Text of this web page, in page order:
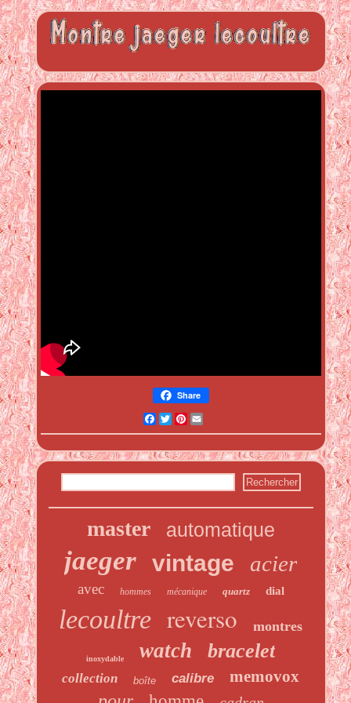
Share
Facebook
Twitter
Pinterest
Email
master automatique
jaeger vintage acier
avec hommes mécanique quartz dial
lecoultre reverso montres
inoxydable watch bracelet
collection boîte calibre memovox